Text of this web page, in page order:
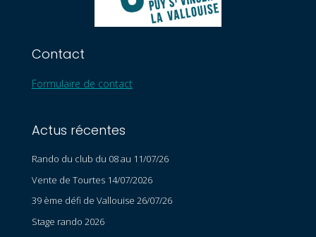
Contact
Formulaire de contact
Actus récentes
Rando du club du 08 au 11/07/26
Vente de Tourtes 14/07/2026
39 ème défi de Vallouise 26/07/26
Stage rando 2026